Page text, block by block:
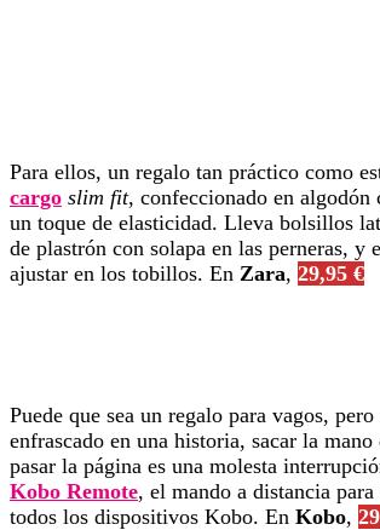
Para ellos, un regalo tan práctico como
cargo slim fit, confeccionado en algodón
un toque de elasticidad. Lleva bolsillos
de plastrón con solapa en las perneras, y
ajustar en los tobillos. En Zara, 29,95 €
Puede que sea un regalo para vagos, pero
enfrascado en una historia, sacar la mano
pasar la página es una molesta
Kobo Remote, el mando a distancia para
todos los dispositivos Kobo. En Kobo,